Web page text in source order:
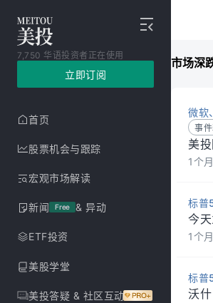
7,750 华语投资者正在使用
立即订阅
首页
股票机会与跟踪
宏观市场解读
新闻 Free & 异动
ETF投资
美股学堂
美投答疑 & 社区互动
市场终
市场深
微软
事
美
1个
标普
今
1个
标普
沃